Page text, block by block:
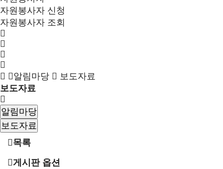
자원봉사자 신청
자원봉사자 조회
알림마당
보도자료
보도자료
알림마당
보도자료
목록
게시판 옵션